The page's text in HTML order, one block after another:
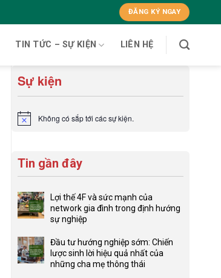
ĐĂNG KÝ NGAY
TIN TỨC – SỰ KIỆN LIÊN HỆ
Sự kiện
Notice Không có sắp tới các sự kiện.
Tin gần đây
Lợi thế 4F và sức mạnh của
network gia đình trong định hướng
sự nghiệp
có
bình
luận
Đầu tư hướng nghiệp sớm: Chiến
lược sinh lời hiệu quả nhất của
những cha mẹ thông thái